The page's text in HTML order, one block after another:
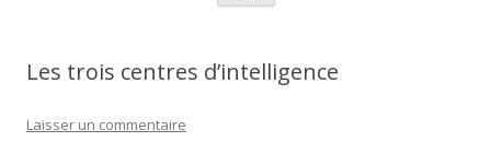
contenu
Les trois centres d’intelligence
Laisser un commentaire